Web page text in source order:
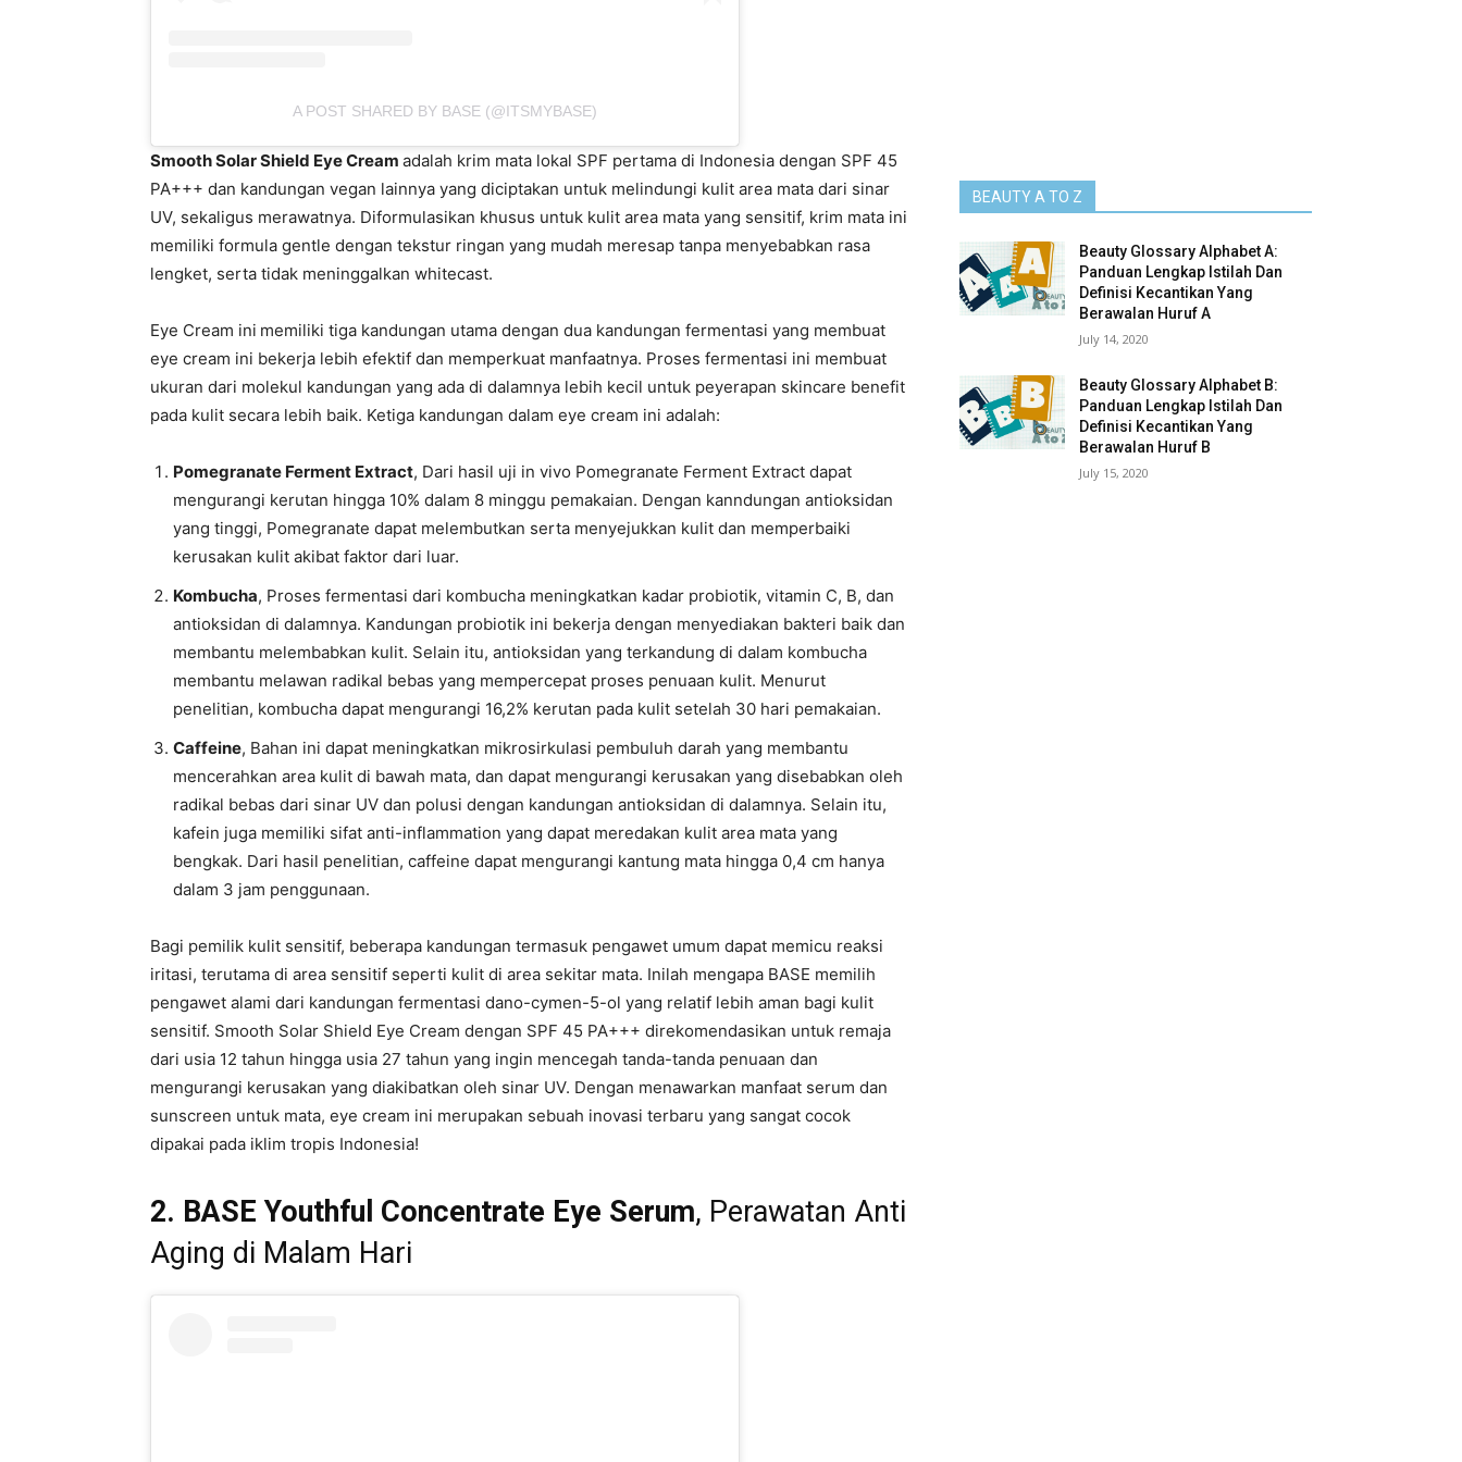
A POST SHARED BY BASE (@ITSMYBASE)
Smooth Solar Shield Eye Cream adalah krim mata lokal SPF pertama di Indonesia dengan SPF 45
PA+++ dan kandungan vegan lainnya yang diciptakan untuk melindungi kulit area mata dari sinar
UV, sekaligus merawatnya. Diformulasikan khusus untuk kulit area mata yang sensitif, krim mata ini
memiliki formula gentle dengan tekstur ringan yang mudah meresap tanpa menyebabkan rasa
lengket, serta tidak meninggalkan whitecast.
Eye Cream ini memiliki tiga kandungan utama dengan dua kandungan fermentasi yang membuat
eye cream ini bekerja lebih efektif dan memperkuat manfaatnya. Proses fermentasi ini membuat
ukuran dari molekul kandungan yang ada di dalamnya lebih kecil untuk peyerapan skincare benefit
pada kulit secara lebih baik. Ketiga kandungan dalam eye cream ini adalah:
Pomegranate Ferment Extract, Dari hasil uji in vivo Pomegranate Ferment Extract dapat
mengurangi kerutan hingga 10% dalam 8 minggu pemakaian. Dengan kanndungan antioksidan
yang tinggi, Pomegranate dapat melembutkan serta menyejukkan kulit dan memperbaiki
kerusakan kulit akibat faktor dari luar.
Kombucha, Proses fermentasi dari kombucha meningkatkan kadar probiotik, vitamin C, B, dan
antioksidan di dalamnya. Kandungan probiotik ini bekerja dengan menyediakan bakteri baik dan
membantu melembabkan kulit. Selain itu, antioksidan yang terkandung di dalam kombucha
membantu melawan radikal bebas yang mempercepat proses penuaan kulit. Menurut
penelitian, kombucha dapat mengurangi 16,2% kerutan pada kulit setelah 30 hari pemakaian.
Caffeine, Bahan ini dapat meningkatkan mikrosirkulasi pembuluh darah yang membantu
mencerahkan area kulit di bawah mata, dan dapat mengurangi kerusakan yang disebabkan oleh
radikal bebas dari sinar UV dan polusi dengan kandungan antioksidan di dalamnya. Selain itu,
kafein juga memiliki sifat anti-inflammation yang dapat meredakan kulit area mata yang
bengkak. Dari hasil penelitian, caffeine dapat mengurangi kantung mata hingga 0,4 cm hanya
dalam 3 jam penggunaan.
Bagi pemilik kulit sensitif, beberapa kandungan termasuk pengawet umum dapat memicu reaksi
iritasi, terutama di area sensitif seperti kulit di area sekitar mata. Inilah mengapa BASE memilih
pengawet alami dari kandungan fermentasi dano-cymen-5-ol yang relatif lebih aman bagi kulit
sensitif. Smooth Solar Shield Eye Cream dengan SPF 45 PA+++ direkomendasikan untuk remaja
dari usia 12 tahun hingga usia 27 tahun yang ingin mencegah tanda-tanda penuaan dan
mengurangi kerusakan yang diakibatkan oleh sinar UV. Dengan menawarkan manfaat serum dan
sunscreen untuk mata, eye cream ini merupakan sebuah inovasi terbaru yang sangat cocok
dipakai pada iklim tropis Indonesia!
2. BASE Youthful Concentrate Eye Serum, Perawatan Anti
Aging di Malam Hari
BEAUTY A TO Z
Beauty Glossary Alphabet A:
Panduan Lengkap Istilah Dan
Definisi Kecantikan Yang
Berawalan Huruf A
July 14, 2020
Beauty Glossary Alphabet B:
Panduan Lengkap Istilah Dan
Definisi Kecantikan Yang
Berawalan Huruf B
July 15, 2020